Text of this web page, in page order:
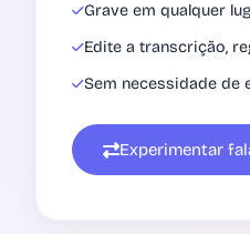
Grave em qualquer
Edite a transcrição,
Sem necessidade de
Experimentar